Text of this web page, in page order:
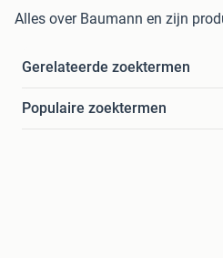
Alles over Baumann en zijn
Gerelateerde zoektermen
Populaire zoektermen